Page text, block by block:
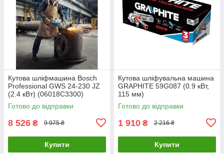
Кутова шліфмашина Bosch
Professional GWS 24-230 JZ
(2.4 кВт) (06018C3300)
Готово до відправки
8 526 ₴ 9 975 ₴
Купити
Кутова шліфувальна машина
GRAPHITE 59G087 (0.9 кВт,
115 мм)
Готово до відправки
1 910 ₴ 2 216 ₴
Купити